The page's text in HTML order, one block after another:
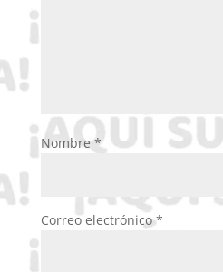
Nombre*
Correo electrónico*